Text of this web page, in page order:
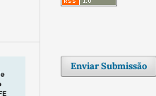
Enviar Submissão